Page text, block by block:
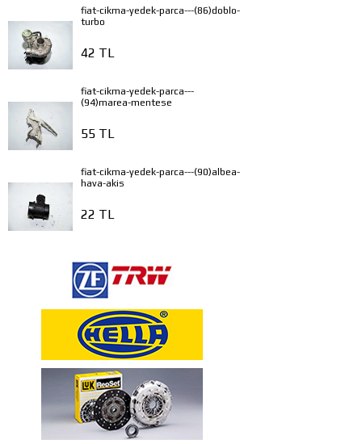
fiat-cikma-yedek-parca---(86)doblo-
turbo
42 TL
fiat-cikma-yedek-parca---
(94)marea-mentese
55 TL
fiat-cikma-yedek-parca---(90)albea-
hava-akis
22 TL